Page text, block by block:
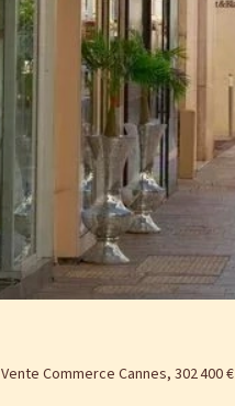
Vente Commerce Cannes, 302 400 €